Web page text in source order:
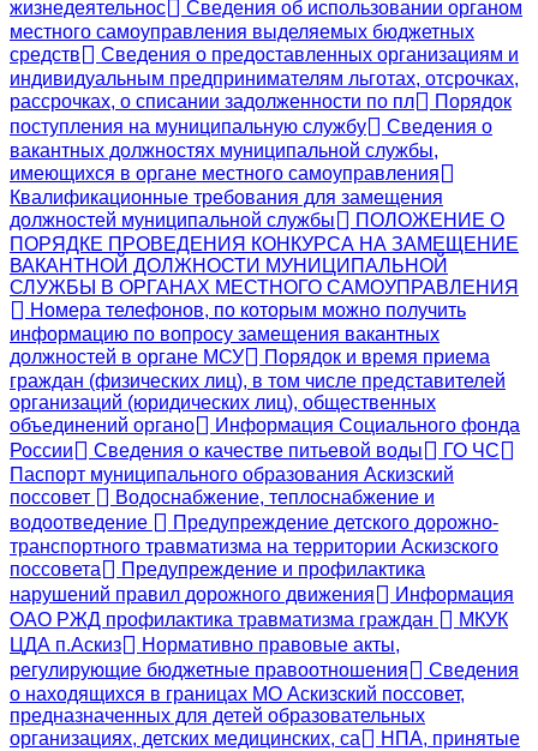
жизнедеятельнос
Сведения об использовании органом
местного самоуправления выделяемых бюджетных
средств
Сведения о предоставленных организациям и
индивидуальным предпринимателям льготах, отсрочках,
рассрочках, о списании задолженности по пл
Порядок
поступления на муниципальную службу
Сведения о
вакантных должностях муниципальной службы,
имеющихся в органе местного самоуправления
Квалификационные требования для замещения
должностей муниципальной службы
ПОЛОЖЕНИЕ О
ПОРЯДКЕ ПРОВЕДЕНИЯ КОНКУРСА НА ЗАМЕЩЕНИЕ
ВАКАНТНОЙ ДОЛЖНОСТИ МУНИЦИПАЛЬНОЙ
СЛУЖБЫ В ОРГАНАХ МЕСТНОГО САМОУПРАВЛЕНИЯ
Номера телефонов, по которым можно получить
информацию по вопросу замещения вакантных
должностей в органе МСУ
Порядок и время приема
граждан (физических лиц), в том числе представителей
организаций (юридических лиц), общественных
объединений органо
Информация Социального фонда
России
Сведения о качестве питьевой воды
ГО ЧС
Паспорт муниципального образования Аскизский
поссовет
Водоснабжение, теплоснабжение и
водоотведение
Предупреждение детского дорожно-
транспортного травматизма на территории Аскизского
поссовета
Предупреждение и профилактика
нарушений правил дорожного движения
Информация
ОАО РЖД профилактика травматизма граждан
МКУК
ЦДА п.Аскиз
Нормативно правовые акты,
регулирующие бюджетные правоотношения
Сведения
о находящихся в границах МО Аскизский поссовет,
предназначенных для детей образовательных
организациях, детских медицинских, са
НПА, принятые